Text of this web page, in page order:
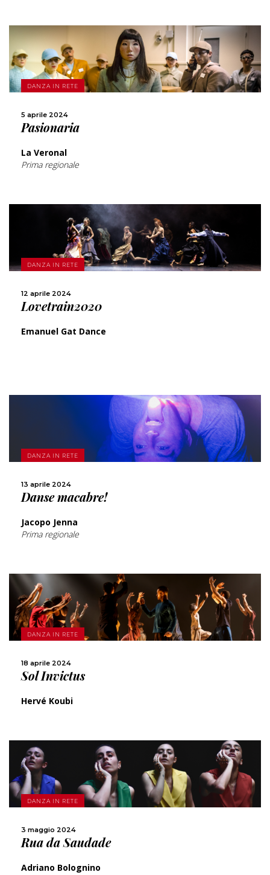
DANZA IN RETE
5 aprile 2024
Pasionaria
La Veronal
Prima regionale
SCOPRI DI PIÙ
DANZA IN RETE
12 aprile 2024
Lovetrain2020
Emanuel Gat Dance
SCOPRI DI PIÙ
DANZA IN RETE
13 aprile 2024
Danse macabre!
Jacopo Jenna
Prima regionale
SCOPRI DI PIÙ
DANZA IN RETE
18 aprile 2024
Sol Invictus
Hervé Koubi
SCOPRI DI PIÙ
DANZA IN RETE
3 maggio 2024
Rua da Saudade
Adriano Bolognino
SCOPRI DI PIÙ